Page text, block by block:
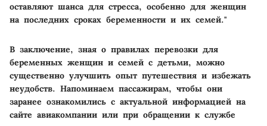
оставляют шанса для стресса, особенно для женщин
на последних сроках беременности и их семей."
В заключение, зная о правилах перевозки для
беременных женщин и семей с детьми, можно
существенно улучшить опыт путешествия и избежать
неудобств. Напоминаем пассажирам, чтобы они
заранее ознакомились с актуальной информацией на
сайте авиакомпании или при обращении к службе